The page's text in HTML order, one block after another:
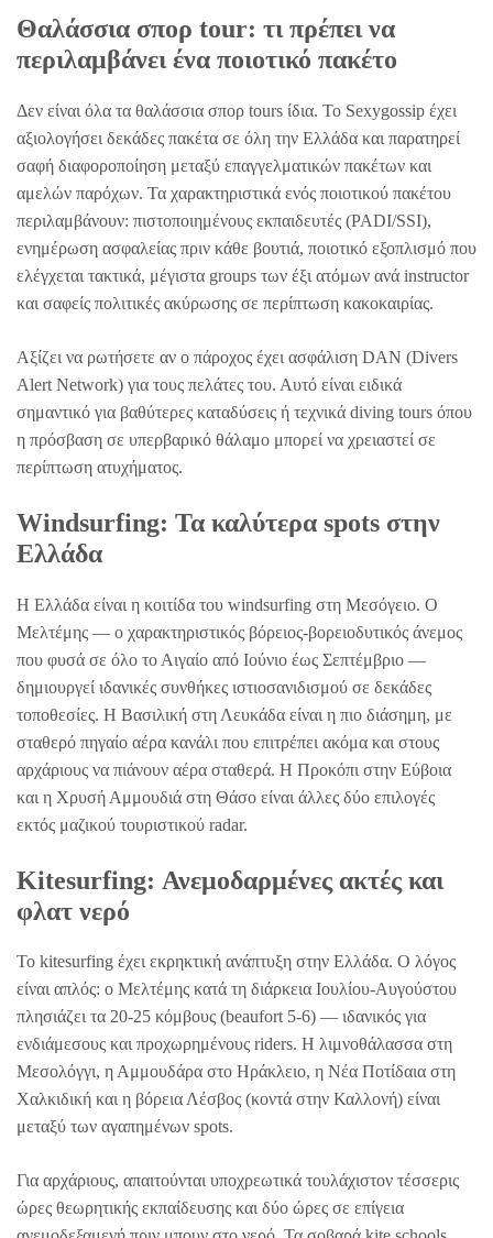
Θαλάσσια σπορ tour: τι πρέπει να
περιλαμβάνει ένα ποιοτικό πακέτο
Δεν είναι όλα τα θαλάσσια σπορ tours ίδια. Το Sexygossip έχει
αξιολογήσει δεκάδες πακέτα σε όλη την Ελλάδα και παρατηρεί
σαφή διαφοροποίηση μεταξύ επαγγελματικών πακέτων και
αμελών παρόχων. Τα χαρακτηριστικά ενός ποιοτικού πακέτου
περιλαμβάνουν: πιστοποιημένους εκπαιδευτές (PADI/SSI),
ενημέρωση ασφαλείας πριν κάθε βουτιά, ποιοτικό εξοπλισμό που
ελέγχεται τακτικά, μέγιστα groups των έξι ατόμων ανά instructor
και σαφείς πολιτικές ακύρωσης σε περίπτωση κακοκαιρίας.
Αξίζει να ρωτήσετε αν ο πάροχος έχει ασφάλιση DAN (Divers
Alert Network) για τους πελάτες του. Αυτό είναι ειδικά
σημαντικό για βαθύτερες καταδύσεις ή τεχνικά diving tours όπου
η πρόσβαση σε υπερβαρικό θάλαμο μπορεί να χρειαστεί σε
περίπτωση ατυχήματος.
Windsurfing: Τα καλύτερα spots στην
Ελλάδα
Η Ελλάδα είναι η κοιτίδα του windsurfing στη Μεσόγειο. Ο
Μελτέμης — ο χαρακτηριστικός βόρειος-βορειοδυτικός άνεμος
που φυσά σε όλο το Αιγαίο από Ιούνιο έως Σεπτέμβριο —
δημιουργεί ιδανικές συνθήκες ιστιοσανιδισμού σε δεκάδες
τοποθεσίες. Η Βασιλική στη Λευκάδα είναι η πιο διάσημη, με
σταθερό πηγαίο αέρα κανάλι που επιτρέπει ακόμα και στους
αρχάριους να πιάνουν αέρα σταθερά. Η Προκόπι στην Εύβοια
και η Χρυσή Αμμουδιά στη Θάσο είναι άλλες δύο επιλογές
εκτός μαζικού τουριστικού radar.
Kitesurfing: Ανεμοδαρμένες ακτές και
φλατ νερό
Το kitesurfing έχει εκρηκτική ανάπτυξη στην Ελλάδα. Ο λόγος
είναι απλός: ο Μελτέμης κατά τη διάρκεια Ιουλίου-Αυγούστου
πλησιάζει τα 20-25 κόμβους (beaufort 5-6) — ιδανικός για
ενδιάμεσους και προχωρημένους riders. Η λιμνοθάλασσα στη
Μεσολόγγι, η Αμμουδάρα στο Ηράκλειο, η Νέα Ποτίδαια στη
Χαλκιδική και η βόρεια Λέσβος (κοντά στην Καλλονή) είναι
μεταξύ των αγαπημένων spots.
Για αρχάριους, απαιτούνται υποχρεωτικά τουλάχιστον τέσσερις
ώρες θεωρητικής εκπαίδευσης και δύο ώρες σε επίγεια